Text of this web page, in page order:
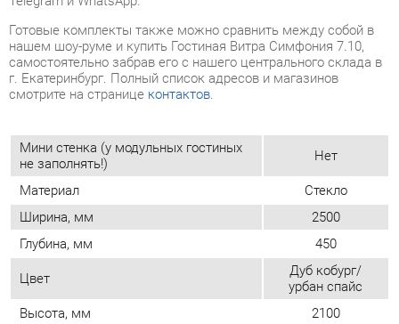
Мини стенка (у модульных гостиных
не заполнять!) Нет
Материал
Стекло
Глубина, мм
450
Цвет Дуб кобург/
урбан спайс
Высота, мм
2100
Вес упаковок, кг
213
Объем упаковок, м3
0.417
Стиль интерьера
Классический